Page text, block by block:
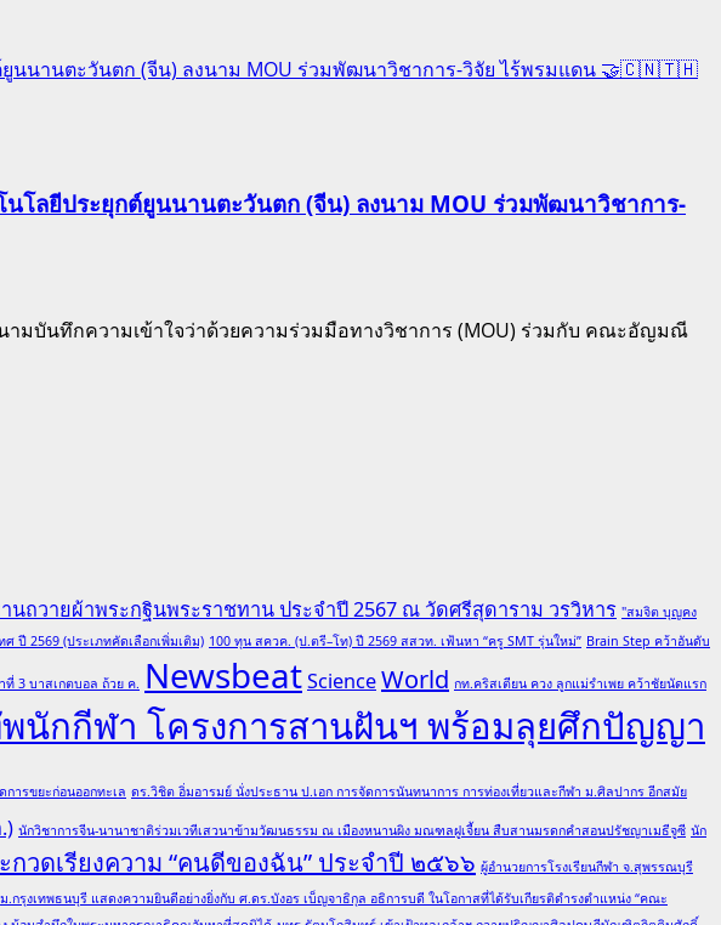
นานตะวันตก (จีน) ลงนาม MOU ร่วมพัฒนาวิชาการ-วิจัย ไร้พรมแดน 🤝🇨🇳🇹🇭
ลยีประยุกต์ยูนนานตะวันตก (จีน) ลงนาม MOU ร่วมพัฒนาวิชาการ-
ทึกความเข้าใจว่าด้วยความร่วมมือทางวิชาการ (MOU) ร่วมกับ คณะอัญมณี
นถวายผ้าพระกฐินพระราชทาน ประจำปี 2567 ณ วัดศรีสุดาราม วรวิหาร "สมจิต บุญคง
ปี 2569 (ประเภทคัดเลือกเพิ่มเติม) 100 ทุน สควค. (ป.ตรี–โท) ปี 2569 สสวท. เฟ้นหา “ครู SMT รุ่นใหม่” Brain Step คว้าอันดับ
3 บาสเกตบอล ถ้วย ค. NewsbeatScienceWorld กท.คริสเตียน ควง ลูกแม่รำเพย คว้าชัยนัดแรก
นักกีฬา โครงการสานฝันฯ พร้อมลุยศึกปัญญา
ารขยะก่อนออกทะเล ดร.วิชิต อิ่มอารมย์ นั่งประธาน ป.เอก การจัดการนันทนาการ การท่องเที่ยวและกีฬา ม.ศิลปากร อีกสมัย
นักวิชาการจีน-นานาชาติร่วมเวทีเสวนาข้ามวัฒนธรรม ณ เมืองหนานผิง มณฑลฝูเจี้ยน สืบสานมรดกคำสอนปรัชญาเมธีจูซี นัก
วดเรียงความ “คนดีของฉัน” ประจำปี ๒๕๖๖ ผู้อำนวยการโรงเรียนกีฬา จ.สุพรรณบุรี
ม.กรุงเทพธนบุรี แสดงความยินดีอย่างยิ่งกับ ศ.ดร.บังอร เบ็ญจาธิกุล อธิการบดี ในโอกาสที่ได้รับเกียรติดำรงตำแหน่ง “คณะ